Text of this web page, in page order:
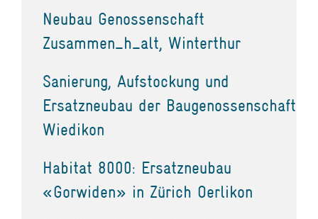
Neubau Genossenschaft
Zusammen_h_alt, Winterthur
Sanierung, Aufstockung und
Ersatzneubau der Baugenossenschaft
Wiedikon
Habitat 8000: Ersatzneubau
«Gorwiden» in Zürich Oerlikon